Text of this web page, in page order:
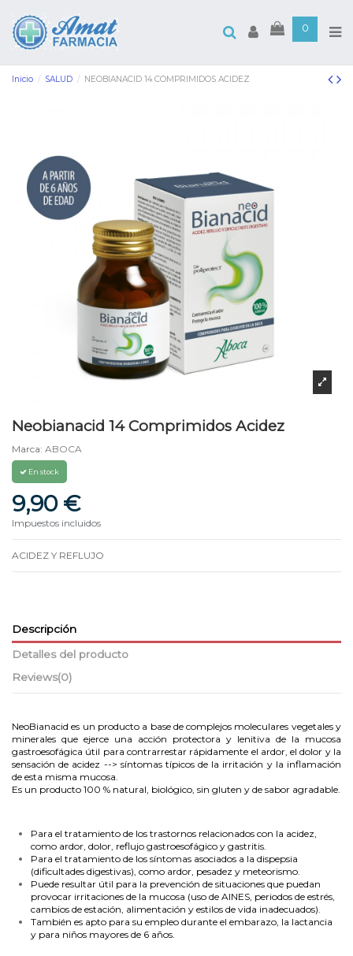
0
Inicio SALUD NEOBIANACID 14 COMPRIMIDOS ACIDEZ
Neobianacid 14 Comprimidos Acidez
Marca: ABOCA
En stock
9,90 €
Impuestos incluidos
ACIDEZ Y REFLUJO
Descripción
Detalles del producto
Reviews(0)
NeoBianacid es un producto a base de complejos moleculares vegetales y
minerales que ejerce una acción protectora y lenitiva de la mucosa
gastroesofágica útil para contrarrestar rápidamente el ardor, el dolor y la
sensación de acidez --> síntomas típicos de la irritación y la inflamación
de esta misma mucosa.
Es un producto 100 % natural, biológico, sin gluten y de sabor agradable.
Para el tratamiento de los trastornos relacionados con la acidez,
como ardor, dolor, reflujo gastroesofágico y gastritis.
Para el tratamiento de los síntomas asociados a la dispepsia
(dificultades digestivas), como ardor, pesadez y meteorismo.
Puede resultar útil para la prevención de situaciones que puedan
provocar irritaciones de la mucosa (uso de AINES, periodos de estrés,
cambios de estación, alimentación y estilos de vida inadecuados).
También es apto para su empleo durante el embarazo, la lactancia
y para niños mayores de 6 años.